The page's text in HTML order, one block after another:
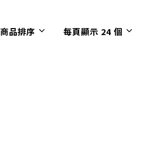
商品排序 每頁顯示 24 個